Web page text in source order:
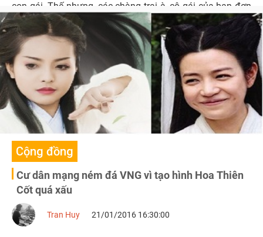
con gái. Thế nhưng, các chàng trai à, cô gái của bạn đơn
giản hơn bạn nghĩ nhiều đấy.
Cộng đồng
Cư dân mạng ném đá VNG vì tạo hình Hoa Thiên
Cốt quá xấu
Tran Huy 21/01/2016 16:30:00